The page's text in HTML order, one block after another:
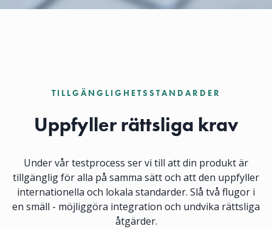
TILLGÄNGLIGHETSSTANDARDER
Uppfyller rättsliga krav
Under vår testprocess ser vi till att din produkt är
tillgänglig för alla på samma sätt och att den uppfyller
internationella och lokala standarder. Slå två flugor i
en smäll - möjliggöra integration och undvika rättsliga
åtgärder.